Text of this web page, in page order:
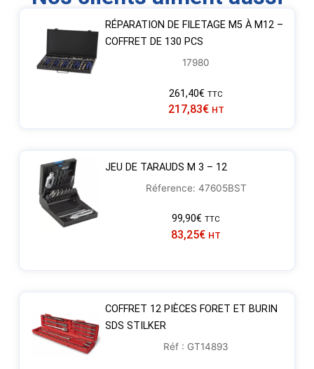
RÉPARATION DE FILETAGE M5 À M12 –
COFFRET DE 130 PCS
17980
261,40€ TTC
217,83€ HT
JEU DE TARAUDS M 3 – 12
Réference: 47605BST
99,90€ TTC
83,25€ HT
COFFRET 12 PIÈCES FORET ET BURIN
SDS STILKER
Réf : GT14893